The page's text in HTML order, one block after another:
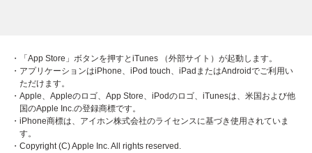
・「App Store」ボタンを押すとiTunes （外部サイト）が起動します。
・アプリケーションはiPhone、iPod touch、iPadまたはAndroidでご利用い
ただけます。
・Apple、Appleのロゴ、App Store、iPodのロゴ、iTunesは、米国および他
国のApple Inc.の登録商標です。
・iPhone商標は、アイホン株式会社のライセンスに基づき使用されていま
す。
・Copyright (C) Apple Inc. All rights reserved.